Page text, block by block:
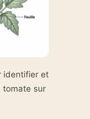
identifier et
tomate sur